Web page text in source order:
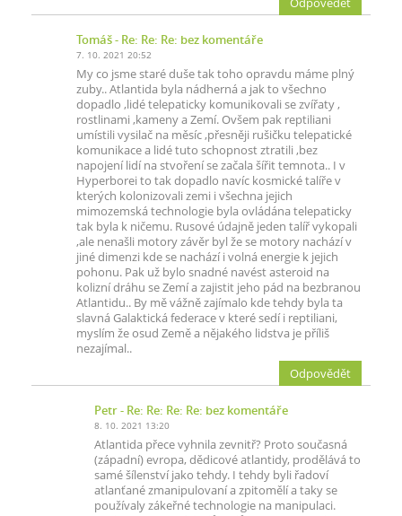
Tomáš- Re: Re: Re: bez komentáře
7. 10. 2021 20:52
My co jsme staré duše tak toho opravdu máme plný
zuby.. Atlantida byla nádherná a jak to všechno
dopadlo ,lidé telepaticky komunikovali se zvířaty ,
rostlinami ,kameny a Zemí. Ovšem pak reptiliani
umístili vysilač na měsíc ,přesněji rušičku telepatické
komunikace a lidé tuto schopnost ztratili ,bez
napojení lidí na stvoření se začala šířit temnota.. I v
Hyperborei to tak dopadlo navíc kosmické talíře v
kterých kolonizovali zemi i všechna jejich
mimozemská technologie byla ovládána telepaticky
tak byla k ničemu. Rusové údajně jeden talíř vykopali
,ale nenašli motory závěr byl že se motory nachází v
jiné dimenzi kde se nachází i volná energie k jejich
pohonu. Pak už bylo snadné navést asteroid na
kolizní dráhu se Zemí a zajistit jeho pád na bezbranou
Atlantidu.. By mě vážně zajímalo kde tehdy byla ta
slavná Galaktická federace v které sedí i reptiliani,
myslím že osud Země a nějakého lidstva je příliš
nezajímal..
Odpovědět
Petr- Re: Re: Re: Re: bez komentáře
8. 10. 2021 13:20
Atlantida přece vyhnila zevnitř? Proto současná
(západní) evropa, dědicové atlantidy, prodělává to
samé šílenství jako tehdy. I tehdy byli řadoví
atlanťané zmanipulovaní a zpitomělí a taky se
používaly zákeřné technologie na manipulaci.